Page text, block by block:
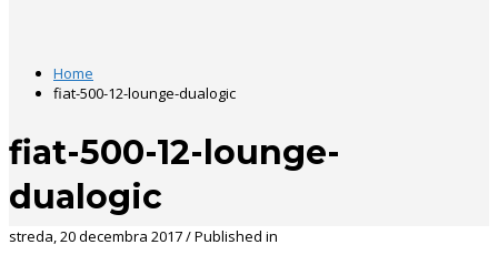
Home
fiat-500-12-lounge-dualogic
fiat-500-12-lounge-
dualogic
streda, 20 decembra 2017/Published in